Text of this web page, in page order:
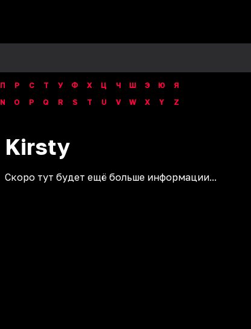
П Р С Т У Ф Х Ц Ч Ш Э Ю
Я
N O P Q R S T U V W X Y Z
Kirsty
Скоро тут будет ещё больше информации...